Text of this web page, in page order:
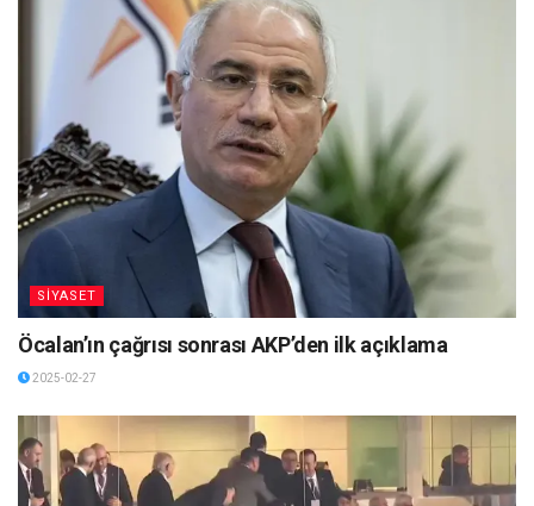
SİYASET
Öcalan’ın çağrısı sonrası AKP’den ilk açıklama
2025-02-27